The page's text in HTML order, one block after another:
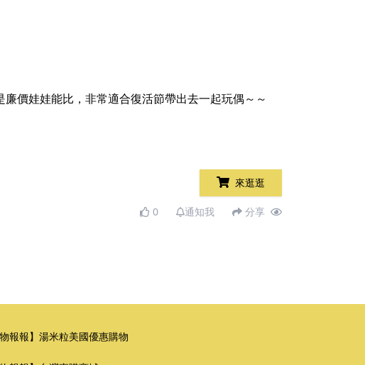
價娃娃能比，非常適合復活節帶出去一起玩偶～～
來逛逛
0 通知我 分享
物報報】湯米粒美國優惠購物